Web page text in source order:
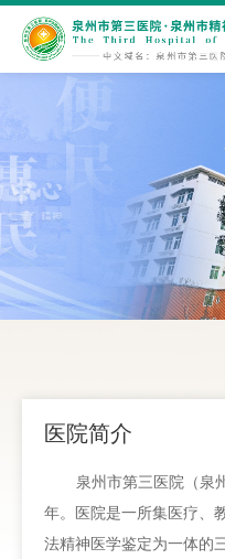
医院简介
泉州市第三医院（泉
年。医院是一所集医疗、
法精神医学鉴定为一体的